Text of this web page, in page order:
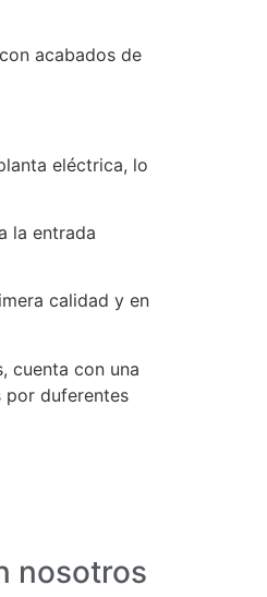
acabados de
eléctrica, lo
la entrada
calidad y en
cuenta con una
por duferentes
nosotros